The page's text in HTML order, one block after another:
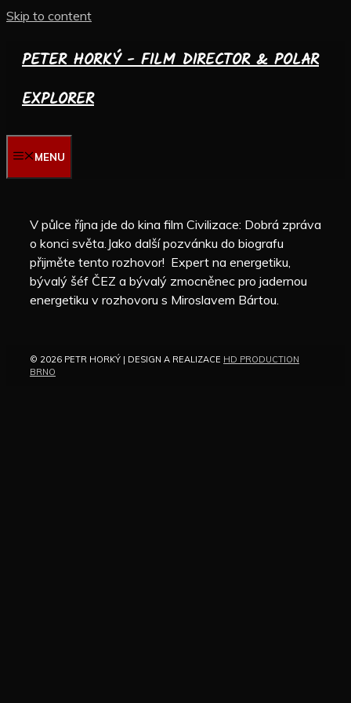
Skip to content
PETER HORKÝ - FILM DIRECTOR & POLAR
EXPLORER
MENU
V půlce října jde do kina film Civilizace: Dobrá zpráva
o konci světa.Jako další pozvánku do biografu
přijměte tento rozhovor! Expert na energetiku,
bývalý šéf ČEZ a bývalý zmocněnec pro jadernou
energetiku v rozhovoru s Miroslavem Bártou.
© 2026 PETR HORKÝ | DESIGN A REALIZACE HD PRODUCTION
BRNO